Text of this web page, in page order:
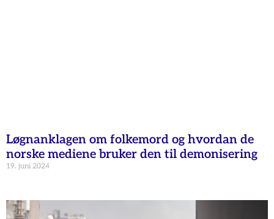
Løgnanklagen om folkemord og hvordan de
norske mediene bruker den til demonisering
19. juni 2024